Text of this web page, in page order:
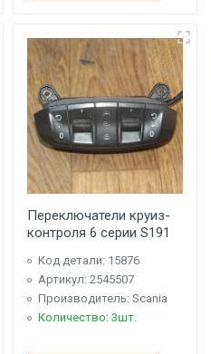
Переключатели круиз-
контроля 6 серии S191
Код детали: 15876
Артикул: 2545507
Производитель: Scania
Количество: 3шт.